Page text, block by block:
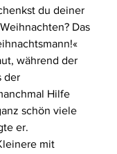
du deiner
Das
während der
der
Hilfe
schön viele
er.
mit